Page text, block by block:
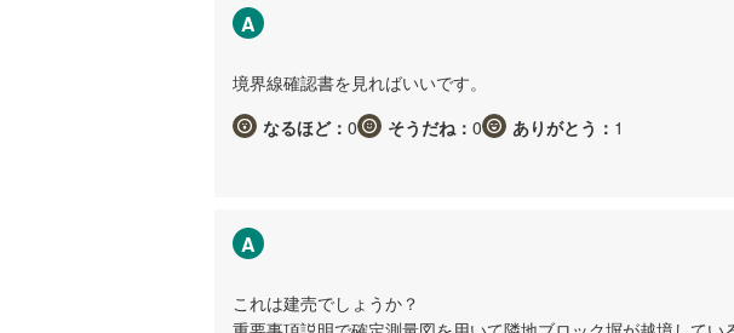
A
境界線確認書を見ればいいです。
なるほど： 0 そうだね： 0 ありがとう： 1
A
これは建売でしょうか？